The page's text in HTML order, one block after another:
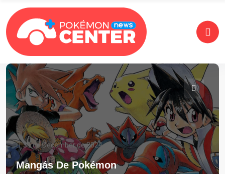
31 de December de 2024
Mangás De Pokémon